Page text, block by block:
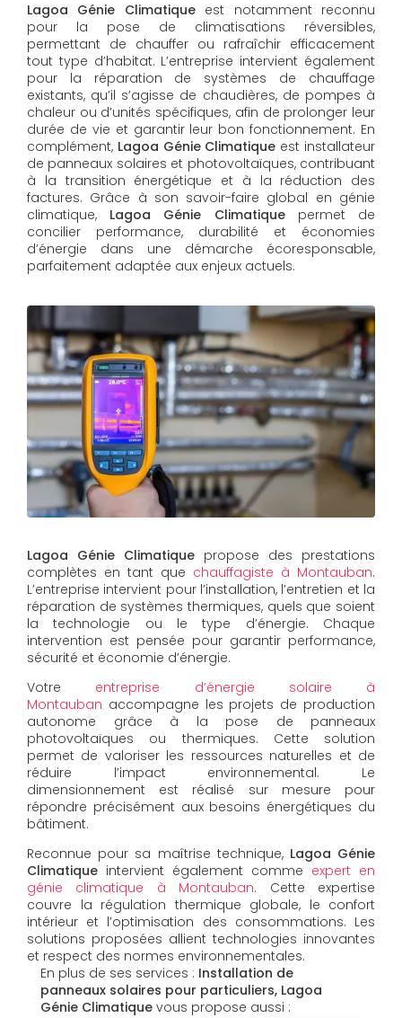
Lagoa Génie Climatiqueest notamment reconnu
pour la pose de climatisations réversibles,
permettant de chauffer ou rafraîchir efficacement
tout type d’habitat. L’entreprise intervient également
pour la réparation de systèmes de chauffage
existants, qu’il s’agisse de chaudières, de pompes à
chaleur ou d’unités spécifiques, afin de prolonger leur
durée de vie et garantir leur bon fonctionnement. En
complément, Lagoa Génie Climatique est installateur
de panneaux solaires et photovoltaïques, contribuant
à la transition énergétique et à la réduction des
factures. Grâce à son savoir-faire global en génie
climatique, Lagoa Génie Climatiquepermet de
concilier performance, durabilité et économies
d’énergie dans une démarche écoresponsable,
parfaitement adaptée aux enjeux actuels.
Lagoa Génie Climatique propose des prestations
complètes en tant que chauffagiste à Montauban.
L’entreprise intervient pour l’installation, l’entretien et la
réparation de systèmes thermiques, quels que soient
la technologie ou le type d’énergie. Chaque
intervention est pensée pour garantir performance,
sécurité et économie d’énergie.
Votre entreprise d’énergie solaire à
Montauban accompagne les projets de production
autonome grâce à la pose de panneaux
photovoltaïques ou thermiques. Cette solution
permet de valoriser les ressources naturelles et de
réduire l’impact environnemental. Le
dimensionnement est réalisé sur mesure pour
répondre précisément aux besoins énergétiques du
bâtiment.
Reconnue pour sa maîtrise technique, Lagoa Génie
Climatique intervient également comme expert en
génie climatique à Montauban. Cette expertise
couvre la régulation thermique globale, le confort
intérieur et l’optimisation des consommations. Les
solutions proposées allient technologies innovantes
et respect des normes environnementales.
En plus de ses services : Installation de
panneaux solaires pour particuliers, Lagoa
Génie Climatique vous propose aussi :